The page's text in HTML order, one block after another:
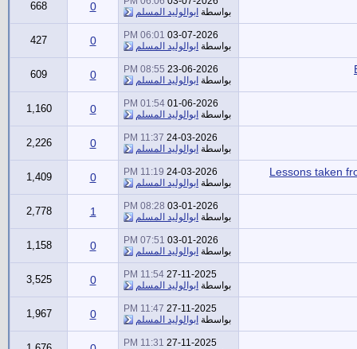
بواسطة ابوالوليد المسلم 0
668
03-07-2026
06:01 PM
بواسطة ابوالوليد المسلم 0
427
23-06-2026
08:55 PM
بواسطة ابوالوليد المسلم 0
609
01-06-2026
01:54 PM
بواسطة ابوالوليد المسلم 0
1,160
24-03-2026
11:37 PM
بواسطة ابوالوليد المسلم 0
2,226
Lessons taken
24-03-2026
11:19 PM
بواسطة ابوالوليد المسلم 0
1,409
03-01-2026
08:28 PM
بواسطة ابوالوليد المسلم 1
2,778
03-01-2026
07:51 PM
بواسطة ابوالوليد المسلم 0
1,158
27-11-2025
11:54 PM
بواسطة ابوالوليد المسلم 0
3,525
27-11-2025
11:47 PM
بواسطة ابوالوليد المسلم 0
1,967
27-11-2025
11:31 PM